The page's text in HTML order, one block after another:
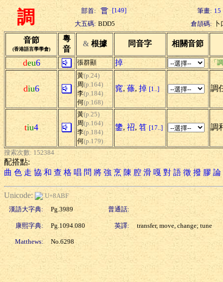
調 部首: [149] 筆畫: 15
大五碼: BDD5 倉頡碼:
音節
(香港語言學學會)
粵
音
& 根據 同音字 相關音節
deu6 張群顯 掉 「
diu6
黃(p.24)
周(p.164)
李(p.184)
何(p.168)
窕, 蓧, 掉 [1..] 調
tiu4
黃(p.25)
周(p.164)
李(p.184)
何(p.179)
鎥, 祒, 笤 [17..] 調
搜索次數: 152384
配搭點:
曲 色 走 協 和 查 格 唱 問 將 強 烹 陳 腔 滑 嘎 對 語 徵 撥 膠 論
Unicode:
U+8ABF
漢語大字典:
Pg.3989 普通話:
康熙字典: Pg.1094.080 英譯: transfer, move, change; tune
Matthews: No.6298